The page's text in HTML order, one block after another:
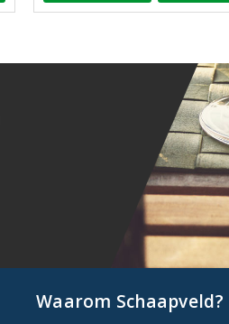
Waarom Schaapveld?